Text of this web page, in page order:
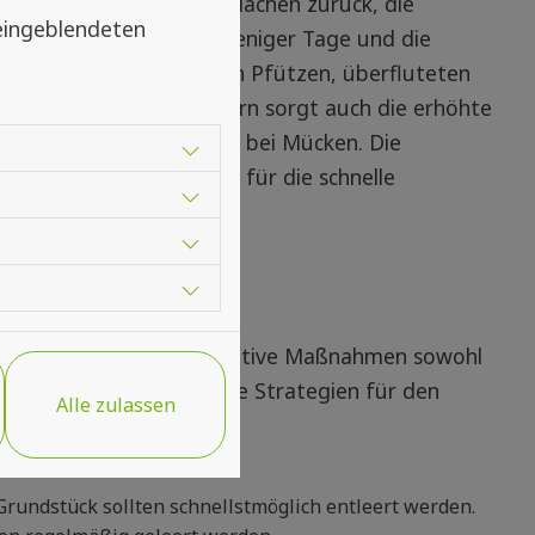
innerhalb weniger Tage und die
stehenden Wasser in Pfützen, überfluteten
in Reifen oder Eimern sorgt auch die erhöhte
bei Mücken. Die
perfekte Temperatur für die schnelle
🛡️
sollten präventive Maßnahmen sowohl
Hier sind einige effektive Strategien für den
sollten schnellstmöglich entleert werden.
Alle zulassen